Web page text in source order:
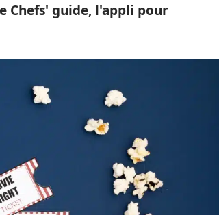
Chefs' guide, l'appli pour